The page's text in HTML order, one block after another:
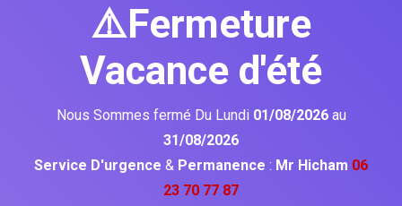
⚠️Fermeture
Vacance d'été
Nous Sommes fermé Du Lundi 01/08/2026 au
31/08/2026
Service D'urgence & Permanence : Mr Hicham 06
23 70 77 87